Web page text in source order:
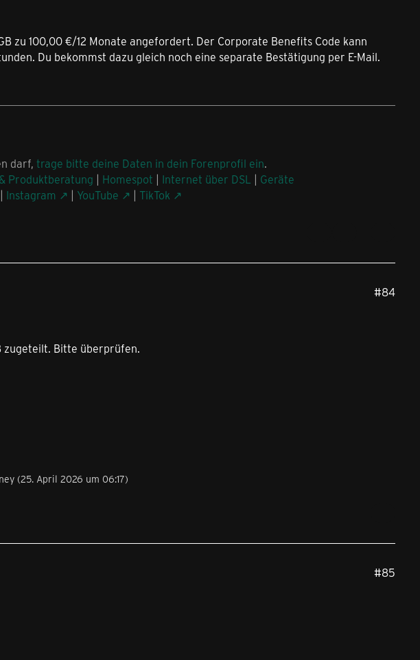
zu 100,00 €/12 Monate angefordert. Der Corporate Benefits Code kann
Du bekommst dazu gleich noch eine separate Bestätigung per E-Mail.
darf, trage bitte deine Daten in dein Forenprofil ein.
Produktberatung | Homespot | Internet über DSL | Geräte
| Instagram | YouTube | TikTok
#84
zugeteilt. Bitte überprüfen.
(25. April 2026 um 06:17)
#85